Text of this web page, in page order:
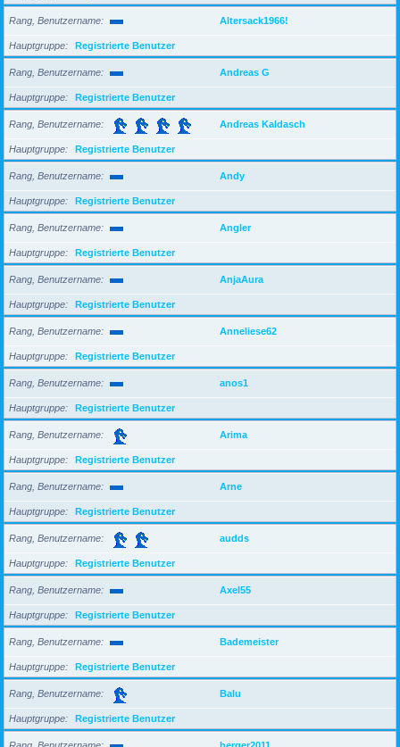
Rang, Benutzername Altersack1966!
Hauptgruppe Registrierte Benutzer
Rang, Benutzername Andreas G
Hauptgruppe Registrierte Benutzer
Rang, Benutzername Andreas Kaldasch
Hauptgruppe Registrierte Benutzer
Rang, Benutzername Andy
Hauptgruppe Registrierte Benutzer
Rang, Benutzername Angler
Hauptgruppe Registrierte Benutzer
Rang, Benutzername AnjaAura
Hauptgruppe Registrierte Benutzer
Rang, Benutzername Anneliese62
Hauptgruppe Registrierte Benutzer
Rang, Benutzername anos1
Hauptgruppe Registrierte Benutzer
Rang, Benutzername Arima
Hauptgruppe Registrierte Benutzer
Rang, Benutzername Arne
Hauptgruppe Registrierte Benutzer
Rang, Benutzername audds
Hauptgruppe Registrierte Benutzer
Rang, Benutzername Axel55
Hauptgruppe Registrierte Benutzer
Rang, Benutzername Bademeister
Hauptgruppe Registrierte Benutzer
Rang, Benutzername Balu
Hauptgruppe Registrierte Benutzer